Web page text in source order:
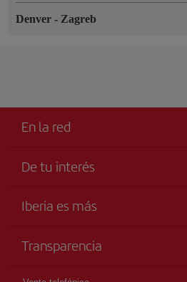
Denver - Zagreb
En la red
De tu interés
Accesibilidad
Iberia es más
Grupo Iberia
Accionistas e Inversores
Transparencia